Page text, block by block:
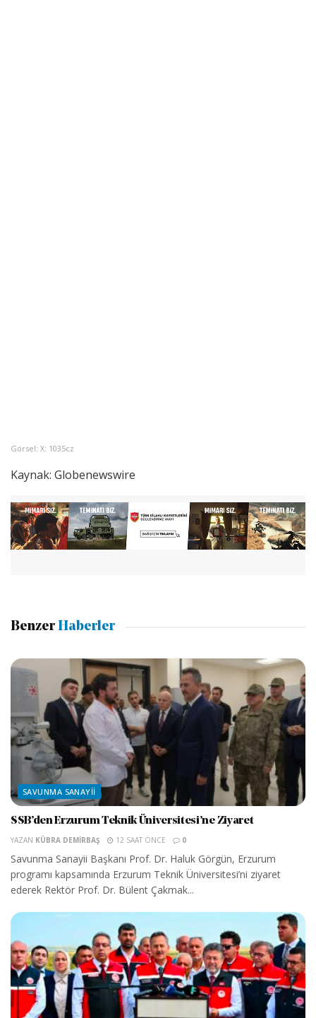
Görsel: X: 1035cz
Kaynak: Globenewswire
Benzer Haberler
SAVUNMA SANAYII
SSB’den Erzurum Teknik Üniversitesi’ne Ziyaret
YAZAN KÜBRA DEMIRBAŞ 12 SAAT ÖNCE 0
Savunma Sanayii Başkanı Prof. Dr. Haluk Görgün, Erzurum
programı kapsamında Erzurum Teknik Üniversitesi’ni ziyaret
ederek Rektör Prof. Dr. Bülent Çakmak...